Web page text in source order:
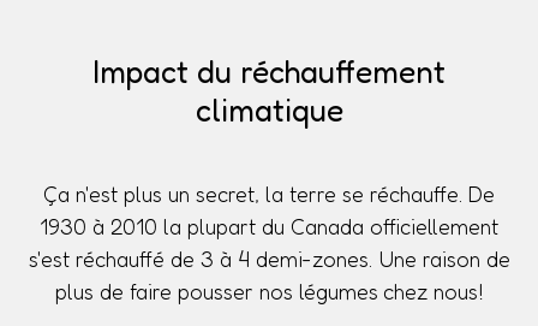
Impact du réchauffement
climatique
Ça n'est plus un secret, la terre se réchauffe. De
1930 à 2010 la plupart du Canada officiellement
s'est réchauffé de 3 à 4 demi-zones. Une raison de
plus de faire pousser nos légumes chez nous!